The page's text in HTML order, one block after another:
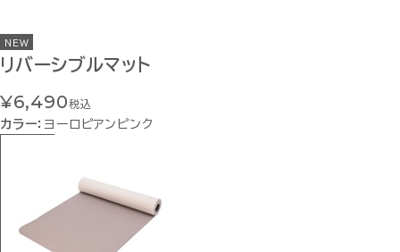
NEW
リバーシブルマット
¥6,490税込
カラー： ヨーロピアンピンク